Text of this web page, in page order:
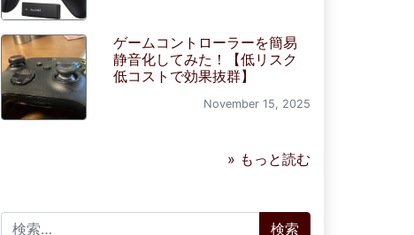
ゲームコントローラーを簡易
静音化してみた！【低リスク
低コストで効果抜群】
November 15, 2025
» もっと読む
検索: